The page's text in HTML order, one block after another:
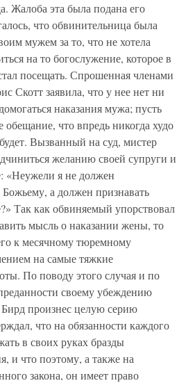
Жалоба эта была подана его
что обвинительница была
мужем за то, что не хотела
на то богослужение, которое в
посещать. Спрошенная членами
Скотт заявила, что у нее нет ни
наказания мужа; пусть
обещание, что впредь никогда худо
Вызванный на суд, мистер
желанию своей супруги и
«Неужели я не должен
Божьему, а должен признавать
Так как обвиняемый упорствовал
мысль о наказании жены, то
к месячному тюремному
на самые тяжкие
По поводу этого случая и по
своему убеждению
Бирд произнес целую серию
что на обязанности каждого
в своих руках бразды
и что поэтому, а также на
закона, он имеет право